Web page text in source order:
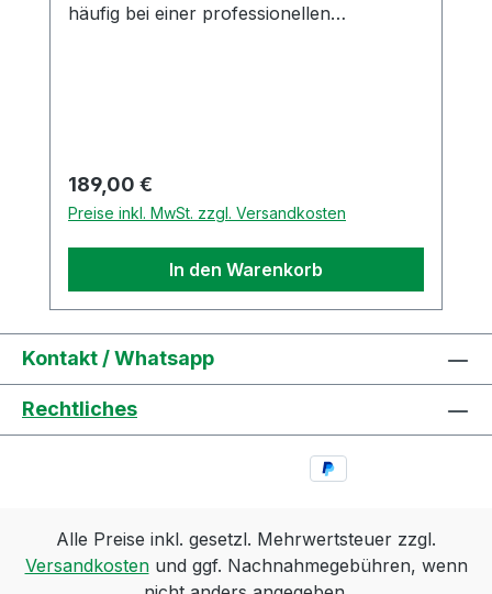
häufig bei einer professionellen
Regulärer Preis:
189,00 €
Preise inkl. MwSt. zzgl. Versandkosten
In den Warenkorb
Kontakt / Whatsapp
Rechtliches
Alle Preise inkl. gesetzl. Mehrwertsteuer zzgl.
Versandkostenund ggf. Nachnahmegebühren, wenn